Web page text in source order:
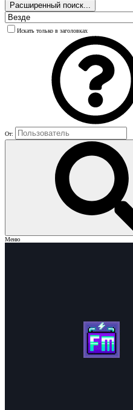
Расширенный поиск...
Искать только в заголовках
От:
Меню